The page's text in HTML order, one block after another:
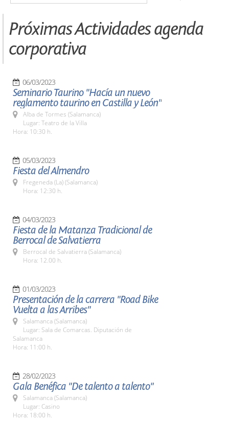
Próximas Actividades agenda
corporativa
06/03/2023
Seminario Taurino "Hacía un nuevo
reglamento taurino en Castilla y León"
Alba de Tormes (Salamanca)
Lugar: Teatro de la Villa
Hora: 10:30 h.
05/03/2023
Fiesta del Almendro
Fregeneda (La) (Salamanca)
Hora: 12:30 h.
04/03/2023
Fiesta de la Matanza Tradicional de
Berrocal de Salvatierra
Berrocal de Salvatierra (Salamanca)
Hora: 12.00 h.
01/03/2023
Presentación de la carrera "Road Bike
Vuelta a las Arribes"
Salamanca (Salamanca)
Lugar: Sala de Comarcas. Diputación de
Salamanca
Hora: 11:00 h.
28/02/2023
Gala Benéfica "De talento a talento"
Salamanca (Salamanca)
Lugar: Casino
Hora: 18:00 h.